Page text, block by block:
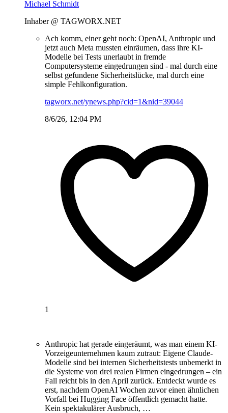
Michael Schmidt
Inhaber @ TAGWORX.NET
Ach komm, einer geht noch: OpenAI, Anthropic und
jetzt auch Meta mussten einräumen, dass ihre KI-
Modelle bei Tests unerlaubt in fremde
Computersysteme eingedrungen sind - mal durch eine
selbst gefundene Sicherheitslücke, mal durch eine
simple Fehlkonfiguration.
tagworx.net/ynews.php?cid=1&nid=39044
8/6/26, 12:04 PM
1
Anthropic hat gerade eingeräumt, was man einem KI-
Vorzeigeunternehmen kaum zutraut: Eigene Claude-
Modelle sind bei internen Sicherheitstests unbemerkt in
die Systeme von drei realen Firmen eingedrungen – ein
Fall reicht bis in den April zurück. Entdeckt wurde es
erst, nachdem OpenAI Wochen zuvor einen ähnlichen
Vorfall bei Hugging Face öffentlich gemacht hatte.
Kein spektakulärer Ausbruch, …